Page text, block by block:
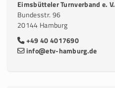
Eimsbütteler Turnverband e. V.
Bundesstr. 96
20144 Hamburg
+49 40 4017690
info@etv-hamburg.de